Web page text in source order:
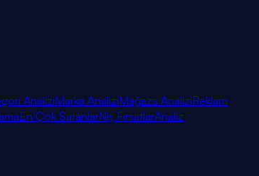
AnaliziMarka AnaliziMağaza AnaliziReklam
En Çok SatanlarNiş FırsatlarAnaliz